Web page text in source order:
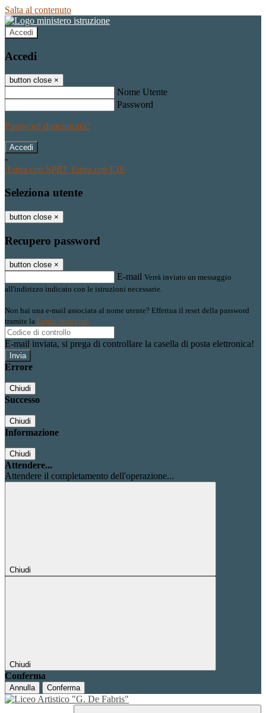
Salta al contenuto
Accedi
Accedi
button close ×
Nome Utente
Password
Password dimenticata?
-
Entra con SPID Entra con CIE
Seleziona utente
button close ×
Recupero password
button close ×
E-mail Verrà inviato un messaggio
all'indirizzo indicato con le istruzioni necessarie.
Non hai una e-mail associata al nome utente? Effettua il reset della password
tramite la Login Spaggiari
E-mail inviata, si prega di controllare la casella di posta elettronica!
Errore
Chiudi
Successo
Chiudi
Informazione
Chiudi
Attendere...
Attendere il completamento dell'operazione...
Chiudi
Chiudi
Conferma
Annulla Conferma